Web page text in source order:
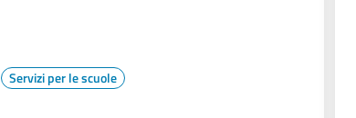
Servizi per le scuole